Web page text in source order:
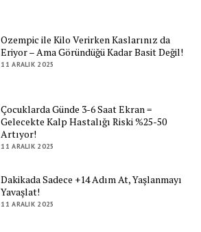
Ozempic ile Kilo Verirken Kaslarınız da
Eriyor – Ama Göründüğü Kadar Basit Değil!
11 ARALIK 2025
Çocuklarda Günde 3-6 Saat Ekran =
Gelecekte Kalp Hastalığı Riski %25-50
Artıyor!
11 ARALIK 2025
Dakikada Sadece +14 Adım At, Yaşlanmayı
Yavaşlat!
11 ARALIK 2025